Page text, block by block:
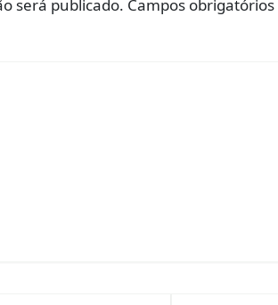
será publicado. Campos obrigatórios